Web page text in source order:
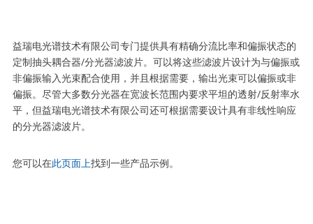
益瑞电光谱技术有限公司专门提供具有精确分流比率和偏振状态的
定制抽头耦合器/分光器滤波片。可以将这些滤波片设计为与偏振或
非偏振输入光束配合使用，并且根据需要，输出光束可以偏振或非
偏振。尽管大多数分光器在宽波长范围内要求平坦的透射/反射率水
平，但益瑞电光谱技术有限公司还可根据需要设计具有非线性响应
的分光器滤波片。
您可以在此页面上找到一些产品示例。